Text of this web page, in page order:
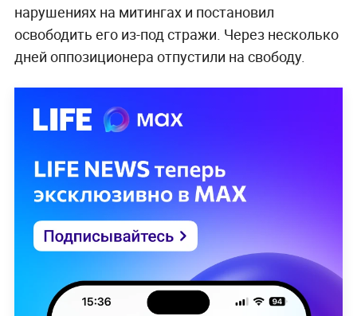
нарушениях на митингах и постановил
освободить его из-под стражи. Через несколько
дней оппозиционера отпустили на свободу.